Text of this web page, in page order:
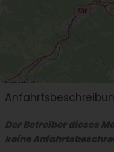
Der Betreiber dieses
keine